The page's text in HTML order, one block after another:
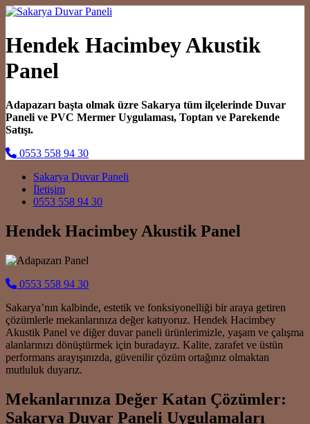
Hendek Hacimbey Akustik
Panel
Adapazarı başta olmak üzre Sakarya tüm ilçelerinde Duvar
Paneli ve PVC Mermer Uygulaması, Toptan ve Parekende
Satışı.
0553 558 94 30
Main Navigation
Sakarya Duvar Paneli
İletişim
0553 558 94 30
Hendek Hacimbey Akustik Panel
0553 558 94 30
Sakarya’nın kalbinde, estetik ve fonksiyonelliği bir araya getiren
çözümlerle mekanlarınıza değer katıyoruz. Hendek Hacimbey
Akustik Panel ve diğer duvar paneli ürünlerimizle, yaşam ve çalışma
alanlarınızı dönüştürmek için buradayız. Kalite, zarafet ve üstün
performans arayışınızda, güvenilir çözüm ortağınız olmaktan
mutluluk duyarız.
Mekanlarınıza Değer Katan Çözümler:
Sakarya Duvar Paneli Uygulamaları